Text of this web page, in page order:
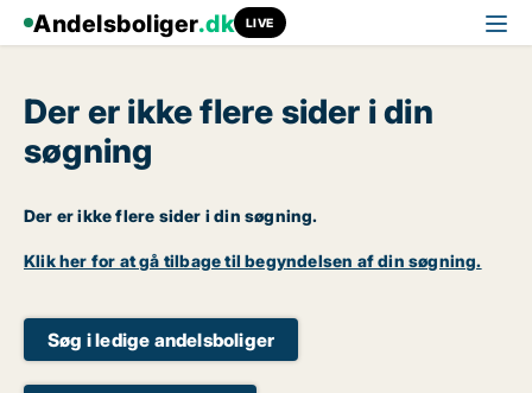
Andelsboliger.dk LIVE
Der er ikke flere sider i din
søgning
Der er ikke flere sider i din søgning.
Klik her for at gå tilbage til begyndelsen af din søgning.
Søg i ledige andelsboliger